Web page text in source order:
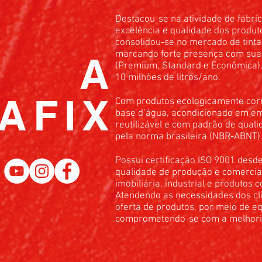
A
Destacou-se na atividade de
excelência e qualidade dos
consolidou-se no mercado de
marcando forte presença com
(Premium, Standard e
10 milhões de litros/ano.
Com produtos ecologicamente
base d’água, acondicionado em
reutilizável e com padrão de
pela norma brasileira (NBR-ABNT).
Possui certificação ISO 9001
qualidade de produção e
imobiliária, industrial e produtos
Atendendo as necessidades dos
oferta de produtos, por meio de
comprometendo-se com a